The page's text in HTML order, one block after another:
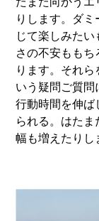
りします。ダ
じて楽しみた
さの不安もも
ります。それ
いう疑問ご質
行動時間を伸
られる。はた
幅も増えたりし